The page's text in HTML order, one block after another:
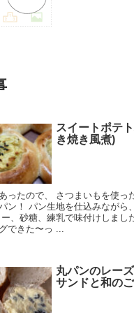
スイートポテ
き焼き風煮)
ったので、 さつまいもを使っ
ン！ パン生地を仕込みながら
、砂糖、練乳で味付けしまし
できた〜っ ...
丸パンのレー
サンドと和の